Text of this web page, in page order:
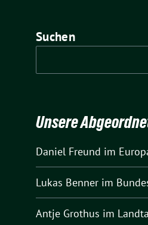
Suchen
Unsere
Daniel Freund im
Lukas Benner im
Antje Grothus im